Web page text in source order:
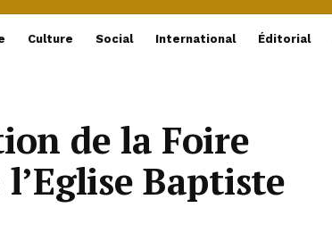
Culture Social International Éditorial
de la Foire
Baptiste